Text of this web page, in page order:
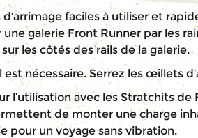
faciles à utiliser et
une galerie Front Runner par les
les côtés des rails de la galerie.
nécessaire. Serrez les œillets
l’utilisation avec les Stratchits de
de monter une charge
pour un voyage sans vibration.